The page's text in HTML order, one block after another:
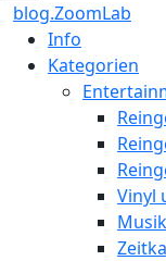
blog.ZoomLab
ZoomLab
//
Info
Kategorien
Vinyl